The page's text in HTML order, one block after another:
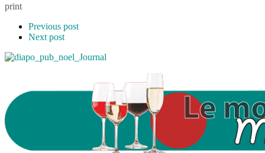
print
Previous post
Next post